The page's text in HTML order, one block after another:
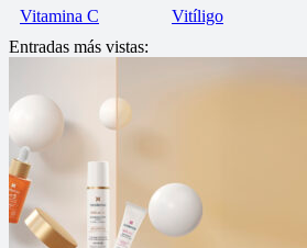
Vitamina C
Vitíligo
Entradas más vistas: